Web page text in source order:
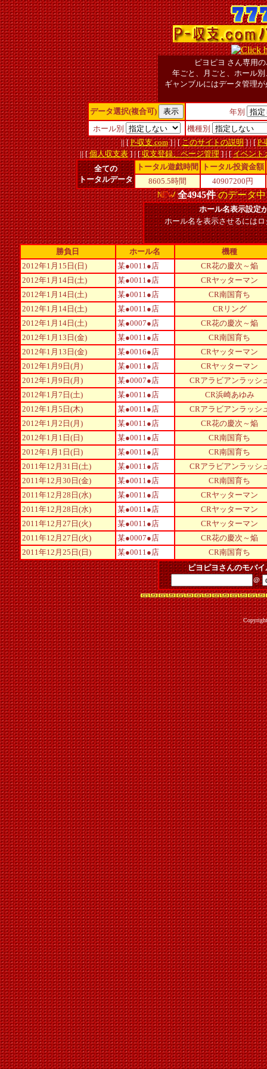
ピヨピヨ さん専用
年ごと、月ごと、ホール
ギャンブルにはデータ管理
データ選択(複合可)
年別
ホール別
機種別
|| [P-収支.com] | [このサイトの説明] | [P-
|| [個人収支表] | [収支登録、ページ管理] | [イベント
全ての
トータルデータ
トータル遊戯時間
トータル投資金額
8605.5時間
40907200円
全4945件のデータ中
ホール名表示設定
ホール名を表示させるには
勝負日 ホール名
機種
2012年1月15日(日)
某●0011●店
CR花の慶次～焔
2012年1月14日(土)
某●0011●店
CRヤッターマン
2012年1月14日(土)
某●0011●店
CR南国育ち
2012年1月14日(土)
某●0011●店
CRリング
2012年1月14日(土)
某●0007●店
CR花の慶次～焔
2012年1月13日(金)
某●0011●店
CR南国育ち
2012年1月13日(金)
某●0016●店
CRヤッターマン
2012年1月9日(月)
某●0011●店
CRヤッターマン
2012年1月9日(月)
某●0007●店
CRアラビアンラッシ
2012年1月7日(土)
某●0011●店
CR浜崎あゆみ
2012年1月5日(木)
某●0011●店
CRアラビアンラッシ
2012年1月2日(月)
某●0011●店
CR花の慶次～焔
2012年1月1日(日)
某●0011●店
CR南国育ち
2012年1月1日(日)
某●0011●店
CR南国育ち
2011年12月31日(土)
某●0011●店
CRアラビアンラッシ
2011年12月30日(金)
某●0011●店
CR南国育ち
2011年12月28日(水)
某●0011●店
CRヤッターマン
2011年12月28日(水)
某●0011●店
CRヤッターマン
2011年12月27日(火)
某●0011●店
CRヤッターマン
2011年12月27日(火)
某●0007●店
CR花の慶次～焔
2011年12月25日(日)
某●0011●店
CR南国育ち
ピヨピヨさんのモバ
＠